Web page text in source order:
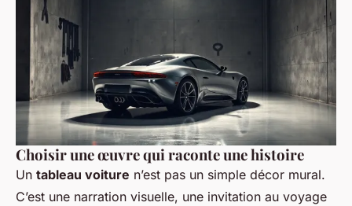
Choisir une œuvre qui raconte une histoire
Un tableau voiture n’est pas un simple décor mural.
C’est une narration visuelle, une invitation au voyage